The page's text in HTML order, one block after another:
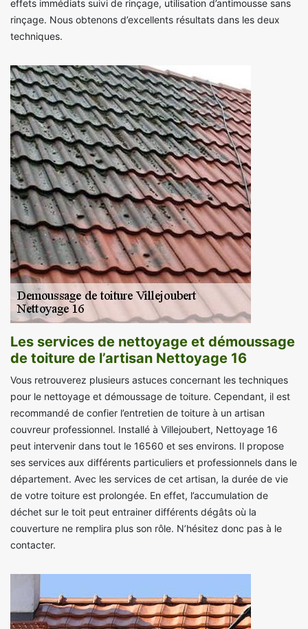
effets immédiats suivi de rinçage, utilisation d’antimousse sans
rinçage. Nous obtenons d’excellents résultats dans les deux
techniques.
Les services de nettoyage et démoussage
de toiture de l’artisan Nettoyage 16
Vous retrouverez plusieurs astuces concernant les techniques
pour le nettoyage et démoussage de toiture. Cependant, il est
recommandé de confier l’entretien de toiture à un artisan
couvreur professionnel. Installé à Villejoubert, Nettoyage 16
peut intervenir dans tout le 16560 et ses environs. Il propose
ses services aux différents particuliers et professionnels dans le
département. Avec les services de cet artisan, la durée de vie
de votre toiture est prolongée. En effet, l’accumulation de
déchet sur le toit peut entrainer différents dégâts où la
couverture ne remplira plus son rôle. N’hésitez donc pas à le
contacter.